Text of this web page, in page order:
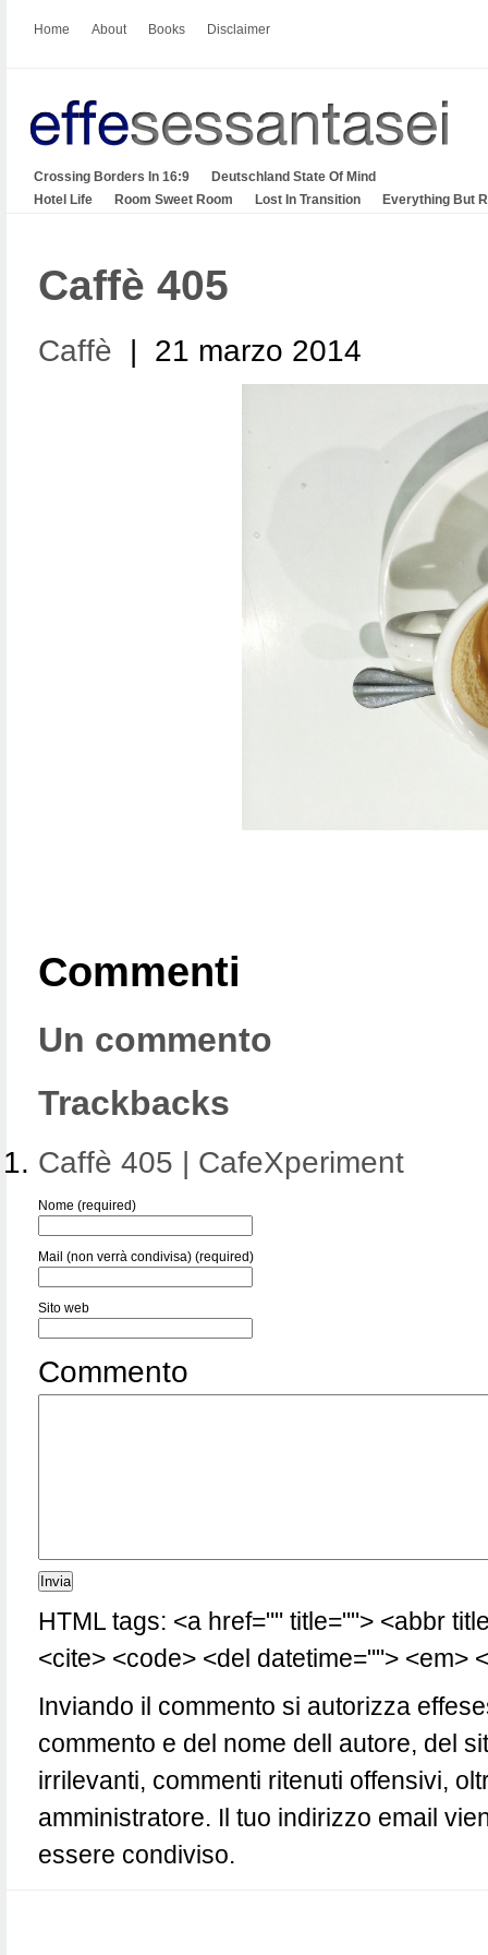
Home About Books Disclaimer
Crossing Borders In 16:9
Deutschland State Of Mind
Hotel Life
Room Sweet Room Lost In Transition Everything But
Caffè 405
Caffè | 21 marzo 2014
Commenti
Un commento
Trackbacks
Caffè 405 | CafeXperiment
Nome (required)
Mail (non verrà condivisa) (required)
Sito web
Commento
HTML tags: <a href="" title=""> <abbr
<cite> <code> <del datetime=""> <em>
Inviando il commento si autorizza
commento e del nome dell autore, del
irrilevanti, commenti ritenuti offensivi,
amministratore. Il tuo indirizzo email
essere condiviso.